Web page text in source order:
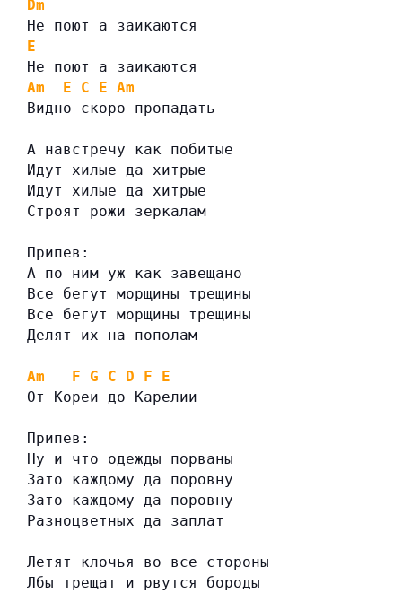
Dm
Не поют а заикаются
E
Не поют а заикаются
Am
E C E Am
Видно скоро пропадать
А навстречу как побитые
Идут хилые да хитрые
Идут хилые да хитрые
Строят рожи зеркалам
Припев:
А по ним уж как завещано
Все бегут морщины трещины
Все бегут морщины трещины
Делят их на пополам
Am F G C D F
E
От Кореи до Карелии
Припев:
Ну и что одежды порваны
Зато каждому да поровну
Зато каждому да поровну
Разноцветных да заплат
Летят клочья во все стороны
Лбы трещат и рвутся бороды